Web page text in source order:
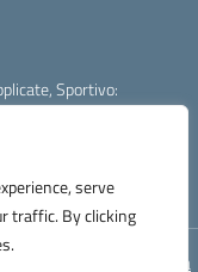
serve
traffic. By clicking
Sportivo:
by Designers Italia